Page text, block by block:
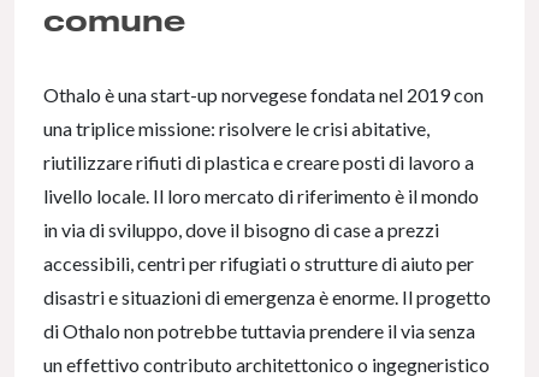
comune
Othalo è una start-up norvegese fondata nel 2019 con
una triplice missione: risolvere le crisi abitative,
riutilizzare rifiuti di plastica e creare posti di lavoro a
livello locale. Il loro mercato di riferimento è il mondo
in via di sviluppo, dove il bisogno di case a prezzi
accessibili, centri per rifugiati o strutture di aiuto per
disastri e situazioni di emergenza è enorme. Il progetto
di Othalo non potrebbe tuttavia prendere il via senza
un effettivo contributo architettonico o ingegneristico